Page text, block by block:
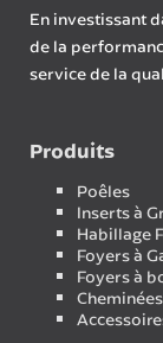
En investissant
de la
service de la
Produits
Poêles
Inserts à
Habillage
Foyers à
Foyers à
Cheminées